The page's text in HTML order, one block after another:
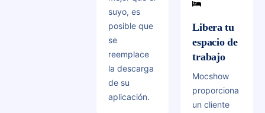
suyo, es
posible que
se
reemplace
la descarga
de su
aplicación.
Libera tu
espacio de
trabajo
Mocshow
proporciona
un cliente